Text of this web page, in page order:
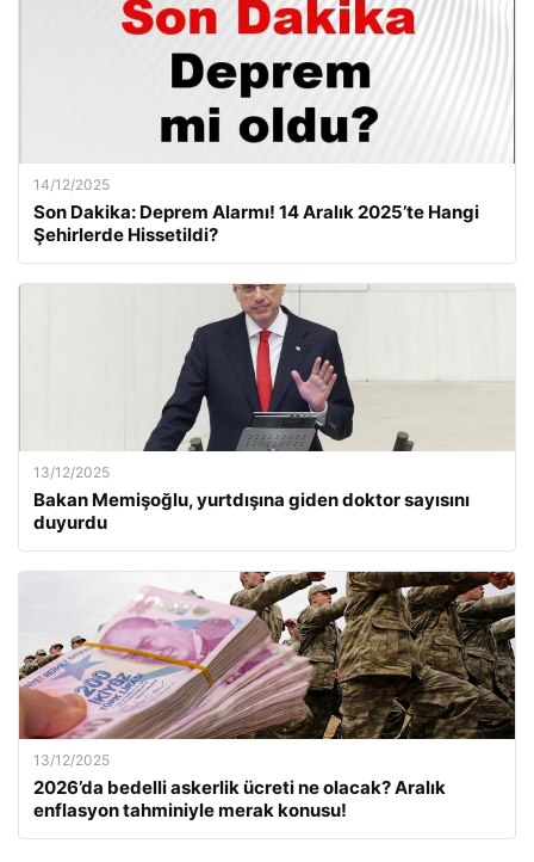
14/12/2025
Son Dakika: Deprem Alarmı! 14 Aralık 2025’te Hangi
Şehirlerde Hissetildi?
13/12/2025
Bakan Memişoğlu, yurtdışına giden doktor sayısını
duyurdu
13/12/2025
2026’da bedelli askerlik ücreti ne olacak? Aralık
enflasyon tahminiyle merak konusu!